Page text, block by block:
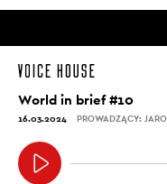
World in brief #10
16.03.2024 PROWADZĄCY: